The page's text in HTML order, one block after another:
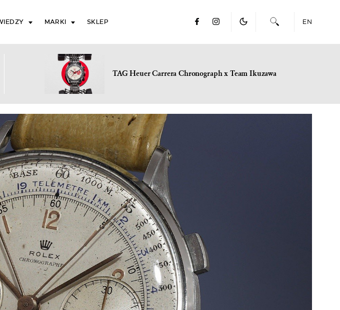
MARKI SKLEP EN
TAG Heuer Carrera Chronograph x Team Ikuzawa